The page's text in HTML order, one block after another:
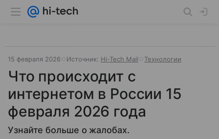
15 февраля 2026 Источник: Hi-Tech Mail Технологии
Что происходит с
интернетом в России 15
февраля 2026 года
Узнайте больше о жалобах.